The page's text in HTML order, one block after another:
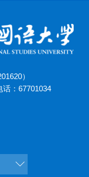
）
话：67701034